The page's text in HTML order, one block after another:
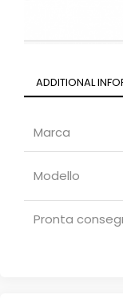
ADDITIONAL
Marca
Modello
Pronta